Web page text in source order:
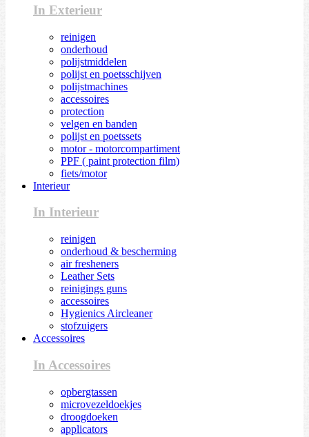
In Exterieur
reinigen
onderhoud
polijstmiddelen
polijst en poetsschijven
polijstmachines
accessoires
protection
velgen en banden
polijst en poetssets
motor - motorcompartiment
PPF ( paint protection film)
fiets/motor
Interieur
In Interieur
reinigen
onderhoud & bescherming
air fresheners
Leather Sets
reinigings guns
accessoires
Hygienics Aircleaner
stofzuigers
Accessoires
In Accessoires
opbergtassen
microvezeldoekjes
droogdoeken
applicators